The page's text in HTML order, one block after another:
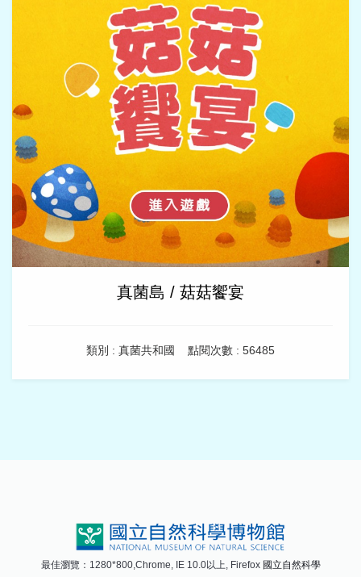
真菌島 / 菇菇饗宴
類別 : 真菌共和國 點閱次數 : 56485
最佳瀏覽：1280*800,Chrome, IE 10.0以上, Firefox 國立自然科學